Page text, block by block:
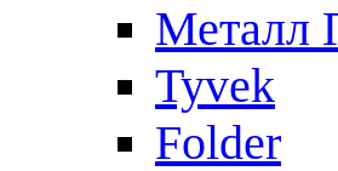
Металл
Tyvek
Folder